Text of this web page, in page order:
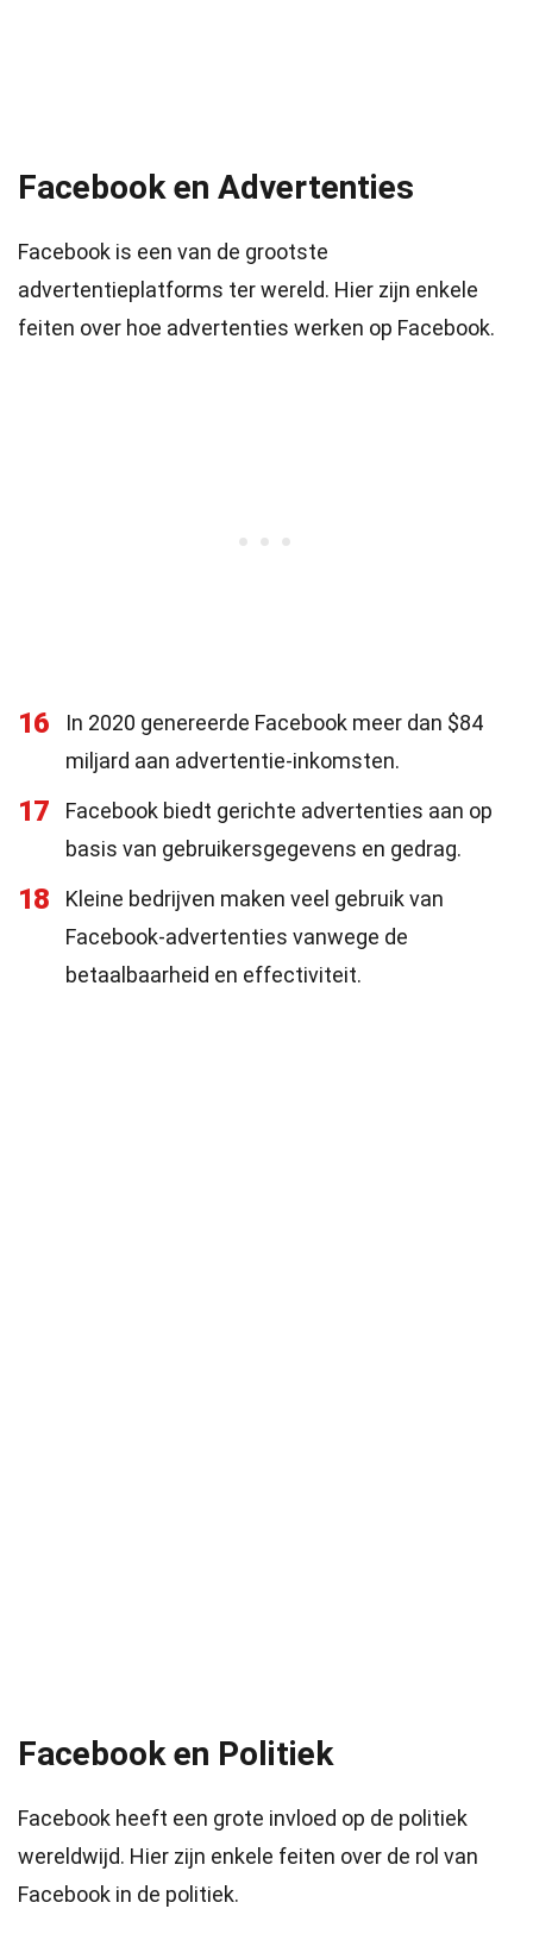
Facebook en Advertenties
Facebook is een van de grootste
advertentieplatforms ter wereld. Hier zijn enkele
feiten over hoe advertenties werken op Facebook.
16
In 2020 genereerde Facebook meer dan $84
miljard aan advertentie-inkomsten.
17
Facebook biedt gerichte advertenties aan op
basis van gebruikersgegevens en gedrag.
18
Kleine bedrijven maken veel gebruik van
Facebook-advertenties vanwege de
betaalbaarheid en effectiviteit.
Facebook en Politiek
Facebook heeft een grote invloed op de politiek
wereldwijd. Hier zijn enkele feiten over de rol van
Facebook in de politiek.